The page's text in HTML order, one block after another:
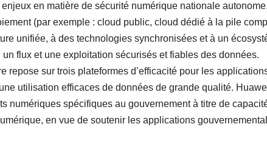
en matière de sécurité numérique nationale autonome,
(par exemple : cloud public, cloud dédié à la pile
unifiée, à des technologies synchronisées et à un
flux et une exploitation sécurisés et fiables des données.
repose sur trois plateformes d’efficacité pour les
utilisation efficaces de données de grande qualité.
numériques spécifiques au gouvernement à titre de
en vue de soutenir les applications